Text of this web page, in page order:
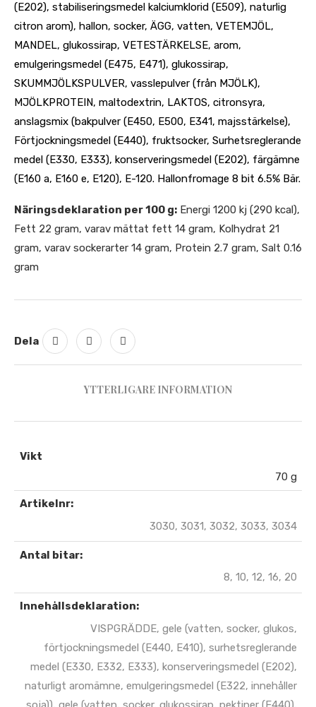
(E202), stabiliseringsmedel kalciumklorid (E509), naturlig
citron arom), hallon, socker, ÄGG, vatten, VETEMJÖL,
MANDEL, glukossirap, VETESTÄRKELSE, arom,
emulgeringsmedel (E475, E471), glukossirap,
SKUMMJÖLKSPULVER, vasslepulver (från MJÖLK),
MJÖLKPROTEIN, maltodextrin, LAKTOS, citronsyra,
anslagsmix (bakpulver (E450, E500, E341, majsstärkelse),
Förtjockningsmedel (E440), fruktsocker, Surhetsreglerande
medel (E330, E333), konserveringsmedel (E202), färgämne
(E160 a, E160 e, E120), E-120. Hallonfromage 8 bit 6.5% Bär.
Näringsdeklaration per 100 g: Energi 1200 kj (290 kcal),
Fett 22 gram, varav mättat fett 14 gram, Kolhydrat 21
gram, varav sockerarter 14 gram, Protein 2.7 gram, Salt 0.16
gram
Dela
YTTERLIGARE INFORMATION
Vikt
70 g
Artikelnr:
3030, 3031, 3032, 3033, 3034
Antal bitar:
8, 10, 12, 16, 20
Innehållsdeklaration:
VISPGRÄDDE, gele (vatten, socker, glukos,
förtjockningsmedel (E440, E410), surhetsreglerande
medel (E330, E332, E333), konserveringsmedel (E202),
naturligt aromämne, emulgeringsmedel (E322, innehåller